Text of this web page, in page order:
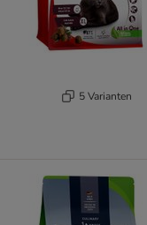
5 Varianten